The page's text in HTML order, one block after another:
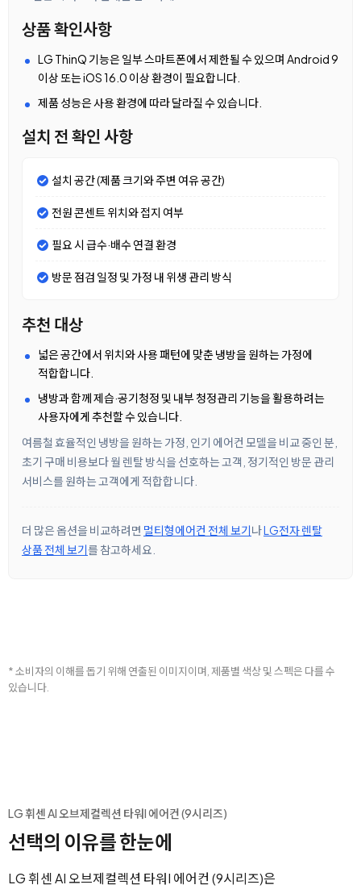
상품 확인사항
LG ThinQ 기능은 일부 스마트폰에서 제한될 수 있으며 Android 9
이상 또는 iOS 16.0 이상 환경이 필요합니다.
제품 성능은 사용 환경에 따라 달라질 수 있습니다.
설치 전 확인 사항
설치 공간 (제품 크기와 주변 여유 공간)
전원 콘센트 위치와 접지 여부
필요 시 급수·배수 연결 환경
방문 점검 일정 및 가정 내 위생 관리 방식
추천 대상
넓은 공간에서 위치와 사용 패턴에 맞춘 냉방을 원하는 가정에
적합합니다.
냉방과 함께 제습·공기청정 및 내부 청정관리 기능을 활용하려는
사용자에게 추천할 수 있습니다.
여름철 효율적인 냉방을 원하는 가정, 인기 에어컨 모델을 비교 중인 분,
초기 구매 비용보다 월 렌탈 방식을 선호하는 고객, 정기적인 방문 관리
서비스를 원하는 고객에게 적합합니다.
더 많은 옵션을 비교하려면 멀티형에어컨 전체 보기나LG전자 렌탈
상품 전체 보기를 참고하세요.
* 소비자의 이해를 돕기 위해 연출된 이미지이며, 제품별 색상 및 스펙은 다를 수
있습니다.
LG 휘센 AI 오브제컬렉션 타워I 에어컨 (9시리즈)
선택의 이유를 한눈에
LG 휘센 AI 오브제컬렉션 타워I 에어컨 (9시리즈)은